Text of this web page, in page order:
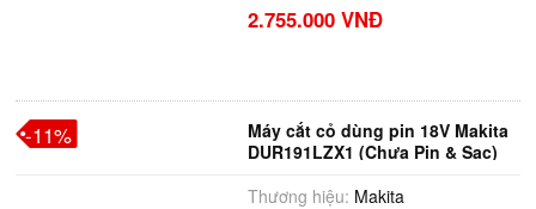
2.755.000 VNĐ
Máy cắt cỏ dùng pin 18V Makita
DUR191LZX1 (Chưa Pin & Sạc)
Thương hiệu: Makita
-11%